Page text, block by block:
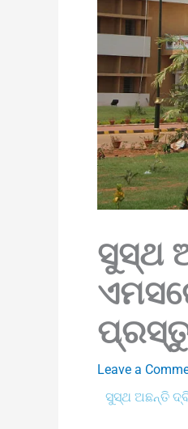
ସୁସ୍ଥ
Leave a
ସୁସ୍ଥ ଅଛନ୍ତି